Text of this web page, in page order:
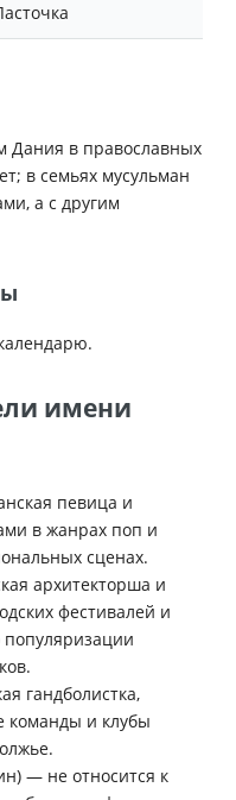
Дания в православных
в семьях мусульман
а с другим
имени
певица и
в жанрах поп и
сценах.
архитекторша и
фестивалей и
популяризации
гандболистка,
команды и клубы
— не относится к